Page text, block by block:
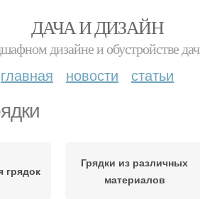
ДАЧА И ДИЗАЙН
дизайне и обустройстве
главная новости статьи
грядок
Грядки из различных
материалов